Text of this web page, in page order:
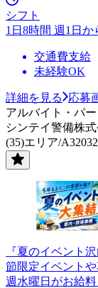
シフト
1日8時間 週1日か
交通費支給
未経験OK
詳細を見る
応募
アルバイト・パー
シンテイ警備株
(35)エリア/
『夏のイベント
節限定イベント
週水曜日がお給